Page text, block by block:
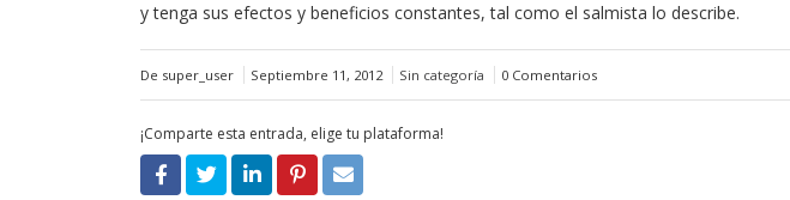
y tenga sus efectos y beneficios constantes, tal como el salmista lo describe.
De super_user Septiembre 11, 2012 Sin categoría 0 Comentarios
¡Comparte esta entrada, elige tu plataforma!